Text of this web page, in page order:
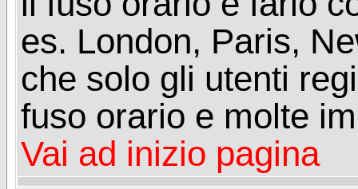
es. London, Paris,
che solo gli utenti
fuso orario e molte
Vai ad inizio pagina